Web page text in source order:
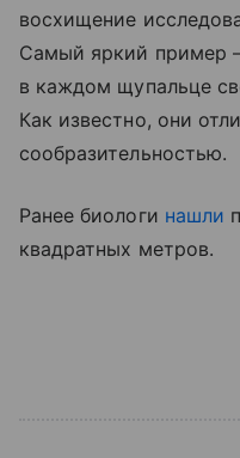
восхищение
Самый яркий пример
в каждом щупальце
Как известно, они
сообразительностью.
Ранее биологи нашли
квадратных метров.